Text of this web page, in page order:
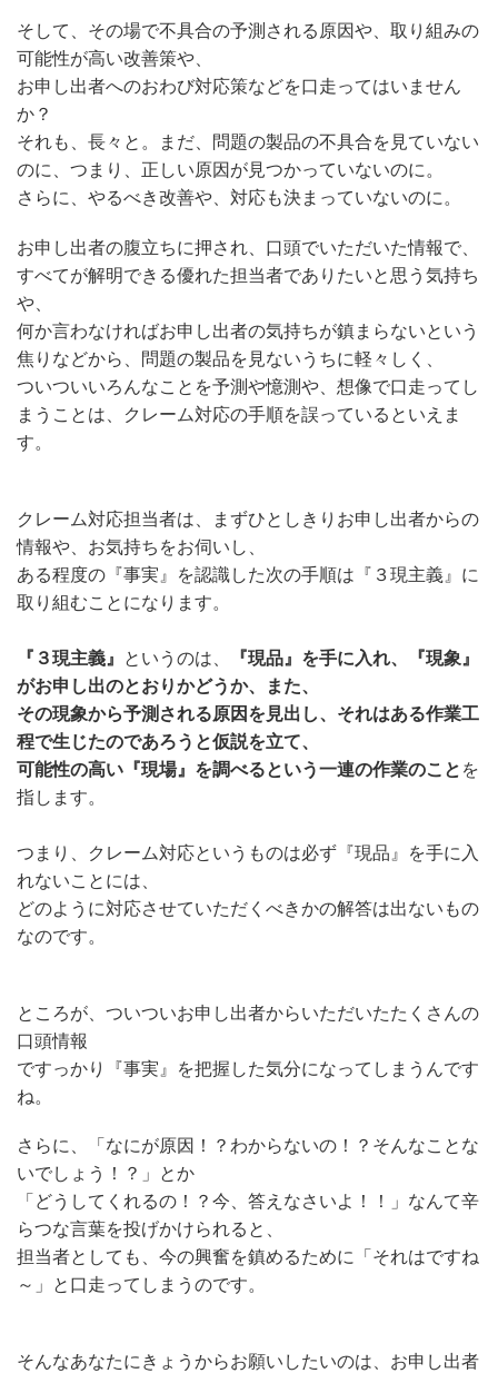
そして、その場で不具合の予測される原因や、取り組みの
可能性が高い改善策や、
お申し出者へのおわび対応策などを口走ってはいません
か？
それも、長々と。まだ、問題の製品の不具合を見ていない
のに、つまり、正しい原因が見つかっていないのに。
さらに、やるべき改善や、対応も決まっていないのに。
お申し出者の腹立ちに押され、口頭でいただいた情報で、
すべてが解明できる優れた担当者でありたいと思う気持ち
や、
何か言わなければお申し出者の気持ちが鎮まらないという
焦りなどから、問題の製品を見ないうちに軽々しく、
ついついいろんなことを予測や憶測や、想像で口走ってし
まうことは、クレーム対応の手順を誤っているといえま
す。
クレーム対応担当者は、まずひとしきりお申し出者からの
情報や、お気持ちをお伺いし、
ある程度の『事実』を認識した次の手順は『３現主義』に
取り組むことになります。
『３現主義』 というのは、
『現品』を手に入れ、『現象』
がお申し出のとおりかどうか、また、
その現象から予測される原因を見出し、それはある作業工
程で生じたのであろうと仮説を立て、
可能性の高い『現場』を調べるという一連の作業のこと を
指します。
つまり、クレーム対応というものは必ず『現品』を手に入
れないことには、
どのように対応させていただくべきかの解答は出ないもの
なのです。
ところが、ついついお申し出者からいただいたたくさんの
口頭情報
ですっかり『事実』を把握した気分になってしまうんです
ね。
さらに、「なにが原因！？わからないの！？そんなことな
いでしょう！？」とか
「どうしてくれるの！？今、答えなさいよ！！」なんて辛
らつな言葉を投げかけられると、
担当者としても、今の興奮を鎮めるために「それはですね
～」と口走ってしまうのです。
そんなあなたにきょうからお願いしたいのは、お申し出者